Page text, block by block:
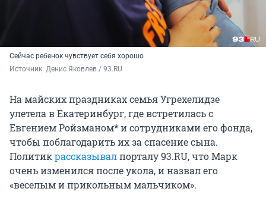
Сейчас ребенок чувствует себя хорошо
Источник: Денис Яковлев / 93.RU
На майских праздниках семья Угрехелидзе
улетела в Екатеринбург, где встретилась с
Евгением Ройзманом* и сотрудниками его фонда,
чтобы поблагодарить их за спасение сына.
Политикрассказывалпорталу 93.RU, что Марк
очень изменился после укола, и назвал его
«веселым и прикольным мальчиком».